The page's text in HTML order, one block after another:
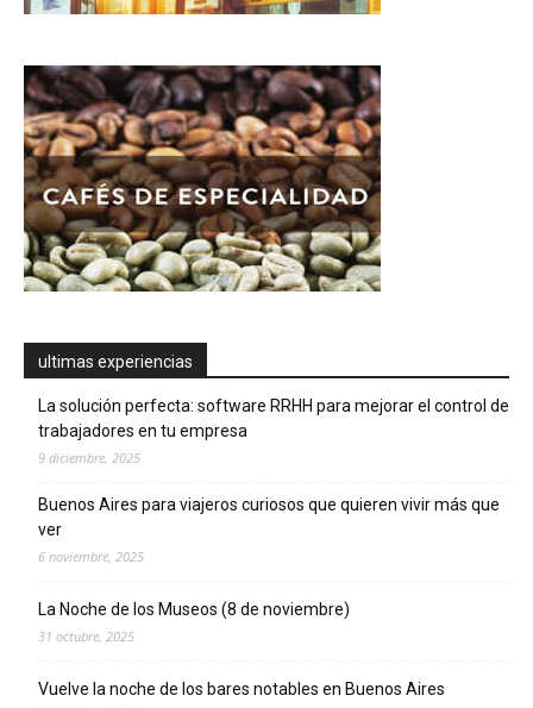
ultimas experiencias
La solución perfecta: software RRHH para mejorar el control de
trabajadores en tu empresa
9 diciembre, 2025
Buenos Aires para viajeros curiosos que quieren vivir más que
ver
6 noviembre, 2025
La Noche de los Museos (8 de noviembre)
31 octubre, 2025
Vuelve la noche de los bares notables en Buenos Aires